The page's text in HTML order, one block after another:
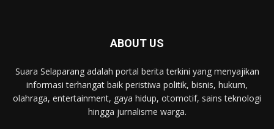
ABOUT US
Suara Selaparang adalah portal berita terkini yang menyajikan
informasi terhangat baik peristiwa politik, bisnis, hukum,
olahraga, entertainment, gaya hidup, otomotif, sains teknologi
hingga jurnalisme warga.